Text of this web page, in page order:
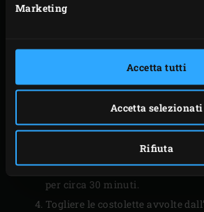
Marketing
Accetta tutti
Accetta selezionati
Rifiuta
avvolgere le costolette.
costolette dall’EGG e
entrambi i lati con la salsa BBQ.
costolette su ogni foglio di carta
lato cavo rivolto verso l’alto.
Coca-Cola su ogni costoletta e
Posizionare le costolette avvolte
chiudere il coperchio dell’EGG e
per circa 30 minuti.
Togliere le costolette avvolte